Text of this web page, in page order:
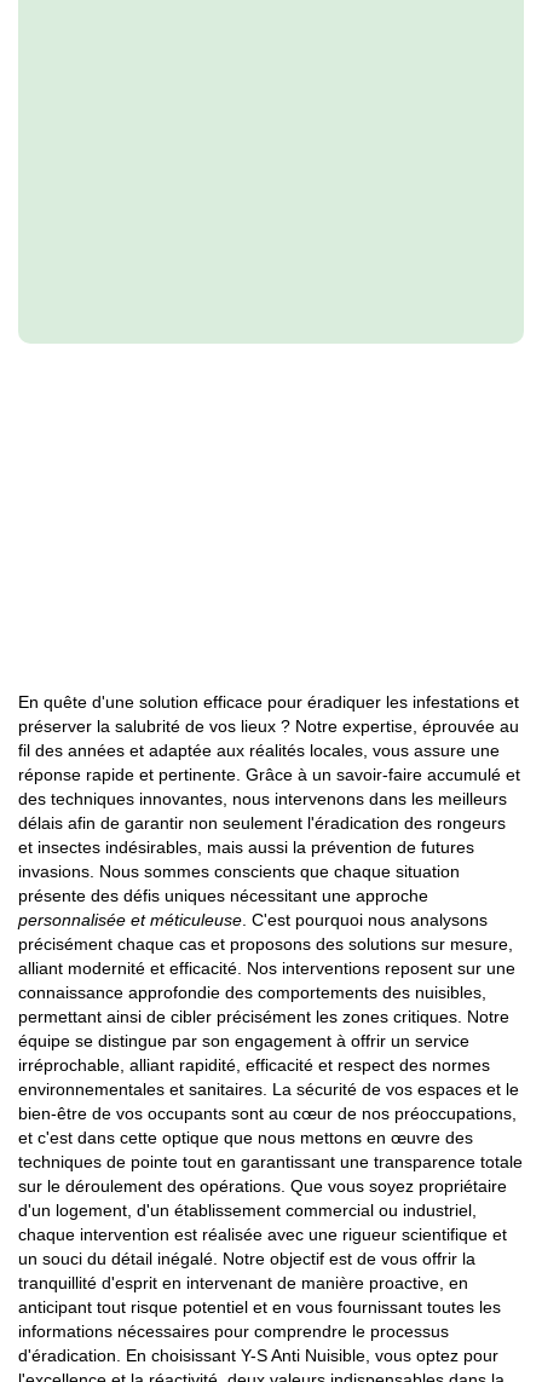
En quête d'une solution efficace pour éradiquer les infestations et
préserver la salubrité de vos lieux ? Notre expertise, éprouvée au
fil des années et adaptée aux réalités locales, vous assure une
réponse rapide et pertinente. Grâce à un savoir-faire accumulé et
des techniques innovantes, nous intervenons dans les meilleurs
délais afin de garantir non seulement l'éradication des rongeurs
et insectes indésirables, mais aussi la prévention de futures
invasions. Nous sommes conscients que chaque situation
présente des défis uniques nécessitant une approche
personnalisée et méticuleuse. C'est pourquoi nous analysons
précisément chaque cas et proposons des solutions sur mesure,
alliant modernité et efficacité. Nos interventions reposent sur une
connaissance approfondie des comportements des nuisibles,
permettant ainsi de cibler précisément les zones critiques. Notre
équipe se distingue par son engagement à offrir un service
irréprochable, alliant rapidité, efficacité et respect des normes
environnementales et sanitaires. La sécurité de vos espaces et le
bien-être de vos occupants sont au cœur de nos préoccupations,
et c'est dans cette optique que nous mettons en œuvre des
techniques de pointe tout en garantissant une transparence totale
sur le déroulement des opérations. Que vous soyez propriétaire
d'un logement, d'un établissement commercial ou industriel,
chaque intervention est réalisée avec une rigueur scientifique et
un souci du détail inégalé. Notre objectif est de vous offrir la
tranquillité d'esprit en intervenant de manière proactive, en
anticipant tout risque potentiel et en vous fournissant toutes les
informations nécessaires pour comprendre le processus
d'éradication. En choisissant Y-S Anti Nuisible, vous optez pour